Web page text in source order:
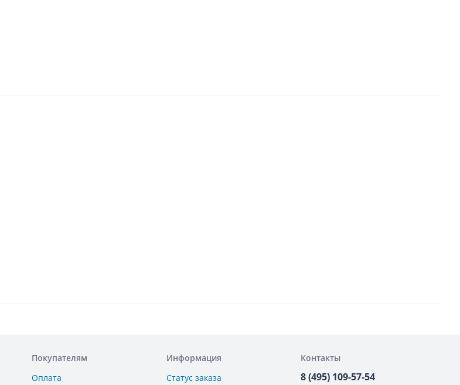
Покупателям
Оплата
Информация
Статус заказа
Контакты
8 (495) 109-57-54